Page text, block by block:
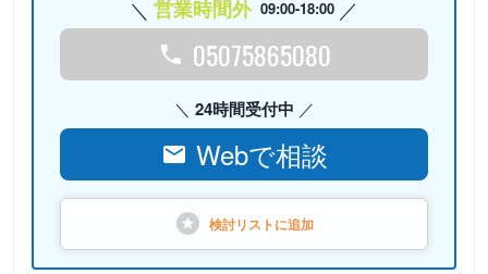
営業時間外 09:00-18:00
05075865080
24時間受付中
Webで相談
検討リストに追加